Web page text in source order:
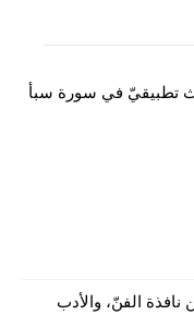
تطبيقيّ في سورة سبأ
نافذة الفنّ، والأدب